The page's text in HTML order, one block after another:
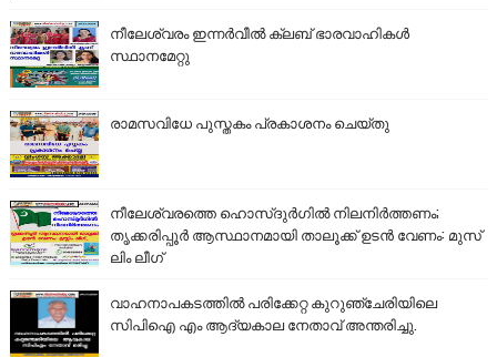
നീലേശ്വരം ഇന്നർവീൽ ക്ലബ് ഭാരവാഹികൾ
സ്ഥാനമേറ്റു
രാമസവിധേ പുസ്തകം പ്രകാശനം ചെയ്തു
നീലേശ്വരത്തെ ഹൊസ്ദുർഗിൽ നിലനിർത്തണം;
തൃക്കരിപ്പൂർ ആസ്ഥാനമായി താലൂക്ക് ഉടൻ വേണം: മുസ്
ലിം ലീഗ്
വാഹനാപകടത്തിൽ പരിക്കേറ്റ കുറുഞ്ചേരിയിലെ
സിപിഐ എം ആദ്യകാല നേതാവ് അന്തരിച്ചു.